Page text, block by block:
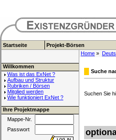
Startseite Projekt-Börsen
Home »
Willkommen
Was ist das ExNet ?
Aufbau und Struktur
Rubriken / Börsen
Mitglied werden
Wie funktioniert ExNet ?
Ihre Projektmappe
Mappe-Nr.
Passwort
Suche
Suchen Sie